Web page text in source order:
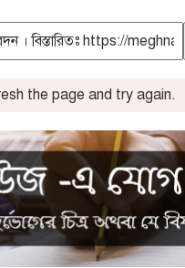
the page and try again.